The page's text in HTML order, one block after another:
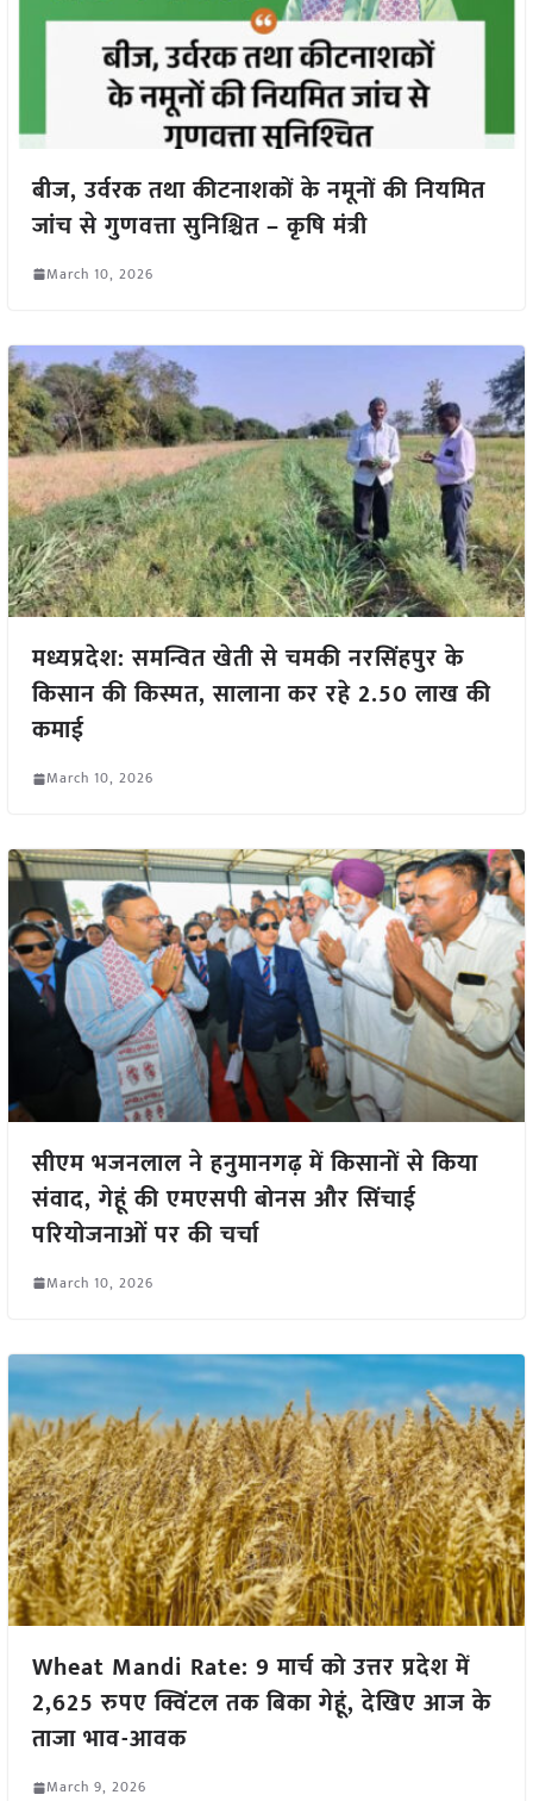
बीज, उर्वरक तथा कीटनाशकों के नमूनों की नियमित
जांच से गुणवत्ता सुनिश्चित – कृषि मंत्री
March 10, 2026
मध्यप्रदेश: समन्वित खेती से चमकी नरसिंहपुर के
किसान की किस्मत, सालाना कर रहे 2.50 लाख की
कमाई
March 10, 2026
सीएम भजनलाल ने हनुमानगढ़ में किसानों से किया
संवाद, गेहूं की एमएसपी बोनस और सिंचाई
परियोजनाओं पर की चर्चा
March 10, 2026
Wheat Mandi Rate: 9 मार्च को उत्तर प्रदेश में
2,625 रुपए क्विंटल तक बिका गेहूं, देखिए आज के
ताजा भाव-आवक
March 9, 2026